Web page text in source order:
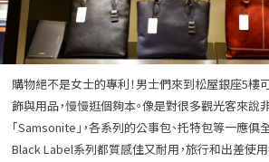
購物絕不是女士的專利！男士們來到松屋銀座5樓
飾與用品，慢慢逛個夠本。像是對很多觀光客來說
「Samsonite」，各系列的公事包、托特包等一應俱
Black Label系列都質感佳又耐用，旅行和出差使用